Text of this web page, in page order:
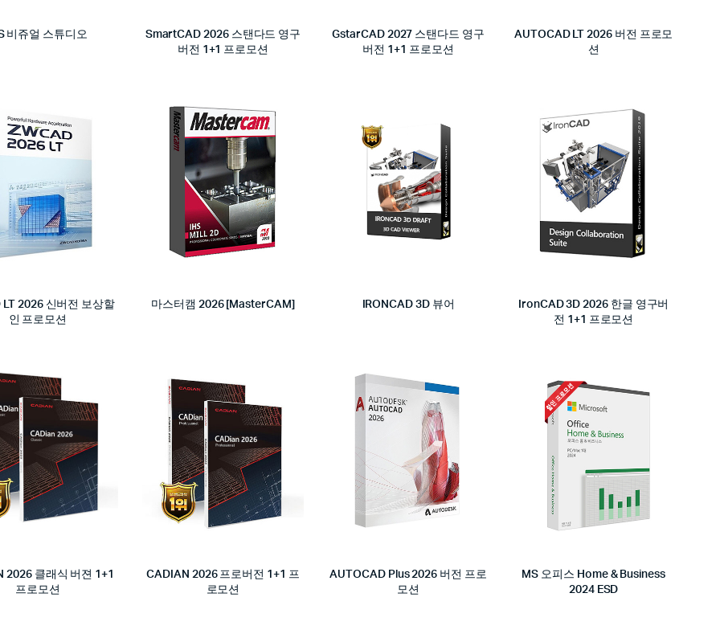
비쥬얼 스튜디오
SmartCAD 2026 스탠다드 영구
버전 1+1 프로모션
GstarCAD 2027 스탠다드 영구
버전 1+1 프로모션
AUTOCAD LT 2026 버전 프로모
션
LT 2026 신버전 보상할
인 프로모션
마스터캠 2026 [MasterCAM] IRONCAD 3D 뷰어
IronCAD 3D 2026 한글 영구버
전 1+1 프로모션
2026 클래식 버젼 1+1
프로모션
CADIAN 2026 프로버전 1+1 프
로모션
AUTOCAD Plus 2026 버전 프로
모션
MS 오피스 Home & Business
2024 ESD